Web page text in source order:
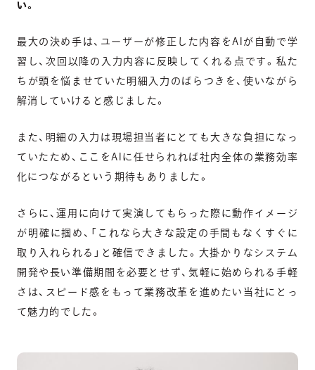
い。
最大の決め手は、ユーザーが修正した内容をAIが自動で学
習し、次回以降の入力内容に反映してくれる点です。私た
ちが頭を悩ませていた明細入力のばらつきを、使いながら
解消していけると感じました。
また、明細の入力は現場担当者にとても大きな負担になっ
ていたため、ここをAIに任せられれば社内全体の業務効率
化につながるという期待もありました。
さらに、運用に向けて実演してもらった際に動作イメージ
が明確に掴め、「これなら大きな設定の手間もなくすぐに
取り入れられる」と確信できました。大掛かりなシステム
開発や長い準備期間を必要とせず、気軽に始められる手軽
さは、スピード感をもって業務改革を進めたい当社にとっ
て魅力的でした。